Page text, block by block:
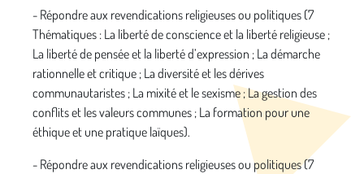
- Répondre aux revendications religieuses ou politiques (7
Thématiques : La liberté de conscience et la liberté religieuse ;
La liberté de pensée et la liberté d’expression ; La démarche
rationnelle et critique ; La diversité et les dérives
communautaristes ; La mixité et le sexisme ; La gestion des
conflits et les valeurs communes ; La formation pour une
éthique et une pratique laïques).
- Répondre aux revendications religieuses ou politiques (7